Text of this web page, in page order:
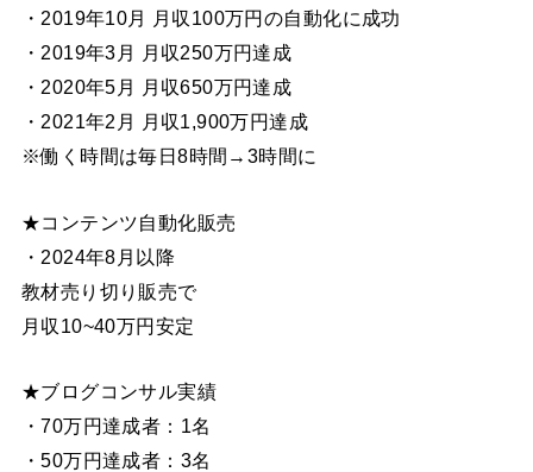
・2019年10月 月収100万円の自動化に成功
・2019年3月 月収250万円達成
・2020年5月 月収650万円達成
・2021年2月 月収1,900万円達成
※働く時間は毎日8時間→3時間に
★コンテンツ自動化販売
・2024年8月以降
教材売り切り販売で
月収10~40万円安定
★ブログコンサル実績
・70万円達成者：1名
・50万円達成者：3名